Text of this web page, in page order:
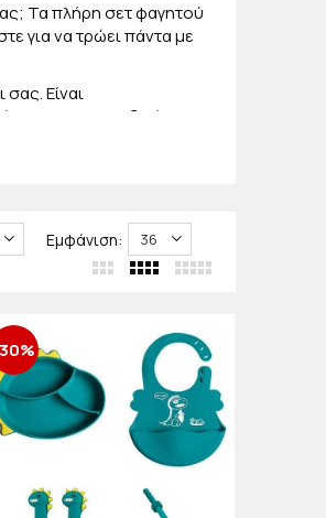
Τα πλήρη σετ φαγητού
για να τρώει πάντα με
Είναι
σας. Τα μοναδικά του
από κανένα σπίτι.
Εμφάνιση: